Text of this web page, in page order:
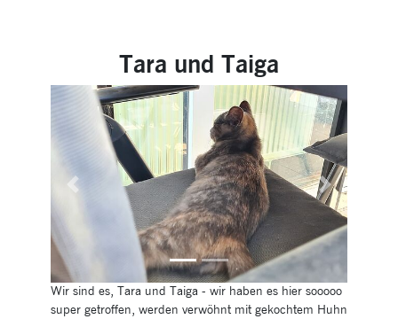
Tara und Taiga
Previous Next
Wir sind es, Tara und Taiga - wir haben es hier sooooo
super getroffen, werden verwöhnt mit gekochtem Huhn